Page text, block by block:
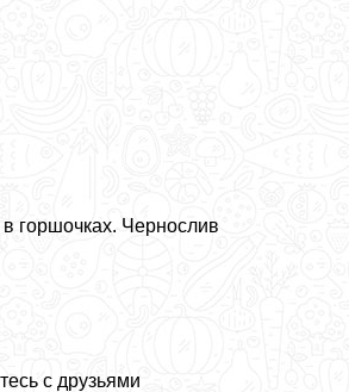
горшочках. Чернослив
с друзьями